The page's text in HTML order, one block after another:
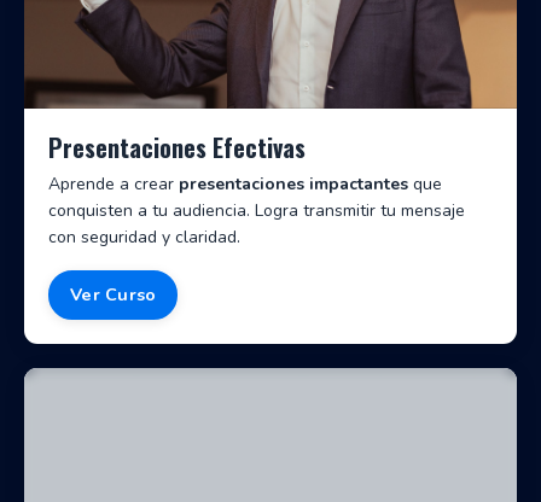
Presentaciones Efectivas
Aprende a crear presentaciones impactantes que
conquisten a tu audiencia. Logra transmitir tu mensaje
con seguridad y claridad.
Ver Curso